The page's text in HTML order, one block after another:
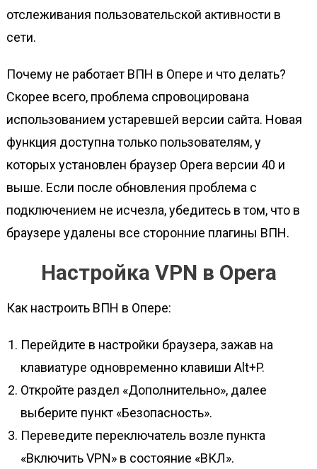
отслеживания пользовательской активности в
сети.
Почему не работает ВПН в Опере и что делать?
Скорее всего, проблема спровоцирована
использованием устаревшей версии сайта. Новая
функция доступна только пользователям, у
которых установлен браузер Opera версии 40 и
выше. Если после обновления проблема с
подключением не исчезла, убедитесь в том, что в
браузере удалены все сторонние плагины ВПН.
Настройка VPN в Opera
Как настроить ВПН в Опере:
Перейдите в настройки браузера, зажав на
клавиатуре одновременно клавиши Alt+P.
Откройте раздел «Дополнительно», далее
выберите пункт «Безопасность».
Переведите переключатель возле пункта
«Включить VPN» в состояние «ВКЛ».